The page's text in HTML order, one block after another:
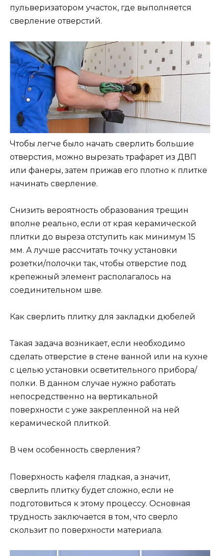
пульверизатором участок, где выполняется
сверление отверстий.
Чтобы легче было начать сверлить большие
отверстия, можно вырезать трафарет из ДВП
или фанеры, затем прижав его плотно к плитке
начинать сверление.
Снизить вероятность образования трещин
вполне реально, если от края керамической
плитки до выреза отступить как минимум 15
мм. А лучше рассчитать точку установки
розетки/полочки так, чтобы отверстие под
крепежный элемент располагалось на
соединительном шве.
Как сверлить плитку для закладки дюбелей
Такая задача возникает, если необходимо
сделать отверстие в стене ванной или на кухне
с целью установки осветительного прибора/
полки. В данном случае нужно работать
непосредственно на вертикальной
поверхности с уже закрепленной на ней
керамической плиткой.
В чем особенность сверления?
Поверхность кафеля гладкая, а значит,
сверлить плитку будет сложно, если не
подготовиться к этому процессу. Основная
трудность заключается в том, что сверло
скользит по поверхности материала.